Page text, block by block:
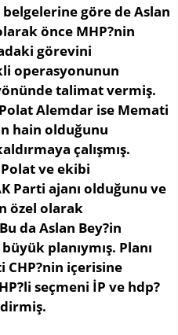
belgelerine göre de Aslan
önce MHP?nin
görevini
operasyonunun
talimat vermiş.
Alemdar ise Memati
hain olduğunu
çalışmış.
Polat ve ekibi
Parti ajanı olduğunu ve
özel olarak
da Aslan Bey?in
planıymış. Planı
içerisine
seçmeni İP ve hdp?